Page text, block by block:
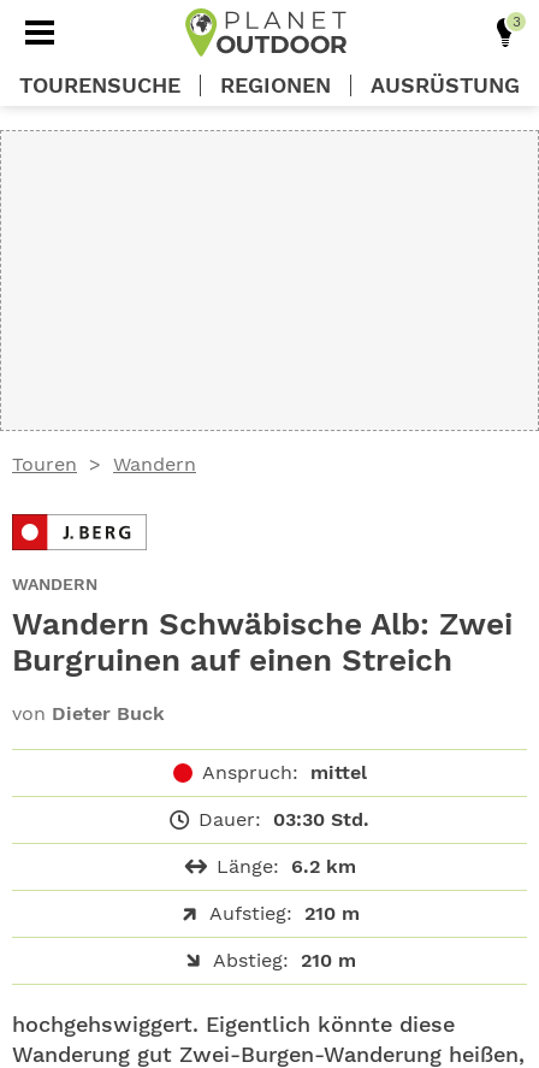
Touren Wandern
WANDERN
Wandern Schwäbische Alb: Zwei
Burgruinen auf einen Streich
von Dieter Buck
Anspruch: mittel
Dauer: 03:30 Std.
Länge: 6.2 km
Aufstieg: 210 m
Abstieg: 210 m
­­hochgehswiggert. Eigentlich könnte diese
Wanderung gut Zwei-Burgen-Wanderung heißen,
TOURENSUCHE REGIONEN AUSRÜSTUNG
ABO
GEWINNEN
NEWSLETTER
SHOP